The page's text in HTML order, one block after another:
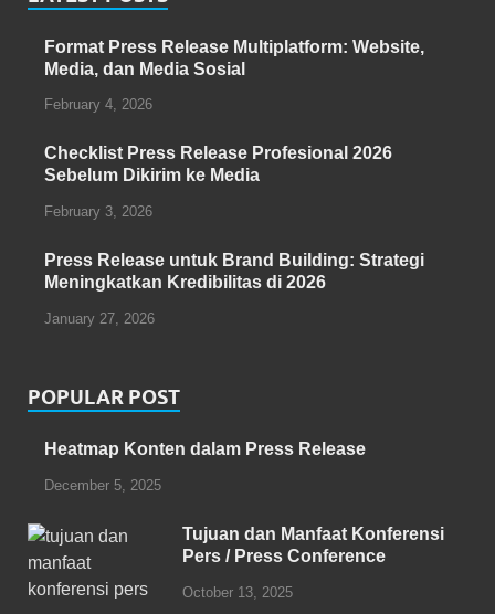
Format Press Release Multiplatform: Website,
Media, dan Media Sosial
February 4, 2026
Checklist Press Release Profesional 2026
Sebelum Dikirim ke Media
February 3, 2026
Press Release untuk Brand Building: Strategi
Meningkatkan Kredibilitas di 2026
January 27, 2026
POPULAR POST
Heatmap Konten dalam Press Release
December 5, 2025
Tujuan dan Manfaat Konferensi
Pers / Press Conference
October 13, 2025